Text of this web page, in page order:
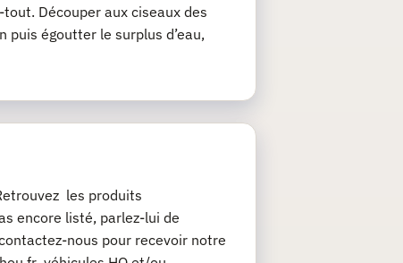
Découper aux ciseaux des
puis égoutter le surplus d’eau,
les produits
encore listé, parlez-lui de
nous pour recevoir notre